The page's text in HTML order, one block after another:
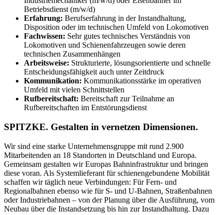
Betriebsdienst (m/w/d)
Erfahrung: Berufserfahrung in der Instandhaltung,
Disposition oder im technischen Umfeld von Lokomotiven
Fachwissen: Sehr gutes technisches Verständnis von
Lokomotiven und Schienenfahrzeugen sowie deren
technischen Zusammenhängen
Arbeitsweise: Strukturierte, lösungsorientierte und schnelle
Entscheidungsfähigkeit auch unter Zeitdruck
Kommunikation: Kommunikationsstärke im operativen
Umfeld mit vielen Schnittstellen
Rufbereitschaft: Bereitschaft zur Teilnahme an
Rufbereitschaften im Entstörungsdienst
SPITZKE. Gestalten in vernetzen Dimensionen.
Wir sind eine starke Unternehmensgruppe mit rund 2.900
Mitarbeitenden an 18 Standorten in Deutschland und Europa.
Gemeinsam gestalten wir Europas Bahninfrastruktur und bringen
diese voran. Als Systemlieferant für schienengebundene Mobilität
schaffen wir täglich neue Verbindungen: Für Fern- und
Regionalbahnen ebenso wie für S- und U-Bahnen, Straßenbahnen
oder Industriebahnen – von der Planung über die Ausführung, vom
Neubau über die Instandsetzung bis hin zur Instandhaltung. Dazu